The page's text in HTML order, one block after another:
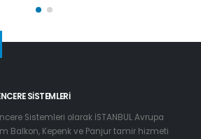
SISTEMLERI
Sistemleri olarak İSTANBUL Avrupa
Balkon, Kepenk ve Panjur tamir hizmeti